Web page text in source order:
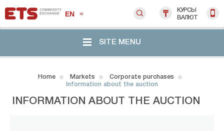
EN
КУРСЫ
ВАЛЮТ
SITE MENU
Home Markets
Corporate purchases
Information about the auction
INFORMATION ABOUT THE AUCTION